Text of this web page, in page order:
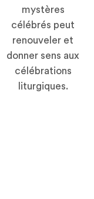
mystères
célébrés peut
renouveler et
donner sens aux
célébrations
liturgiques.